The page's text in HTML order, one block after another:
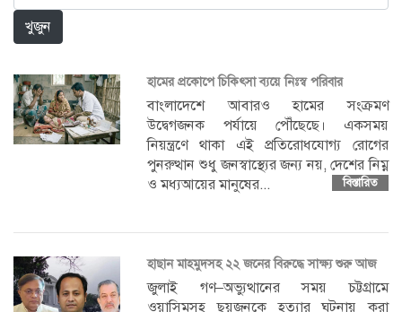
খুজুন
হামের প্রকোপে চিকিৎসা ব্যয়ে নিঃস্ব পরিবার
বাংলাদেশে আবারও হামের সংক্রমণ
উদ্বেগজনক পর্যায়ে পৌঁছেছে। একসময়
নিয়ন্ত্রণে থাকা এই প্রতিরোধযোগ্য রোগের
পুনরুত্থান শুধু জনস্বাস্থ্যের জন্য নয়, দেশের নিম্ন
ও মধ্যআয়ের মানুষের...
বিস্তারিত
হাছান মাহমুদসহ ২২ জনের বিরুদ্ধে সাক্ষ্য শুরু আজ
জুলাই গণ–অভ্যুত্থানের সময় চট্টগ্রামে
ওয়াসিমসহ ছয়জনকে হত্যার ঘটনায় করা